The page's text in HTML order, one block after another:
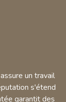
un travail
s'étend
garantit des